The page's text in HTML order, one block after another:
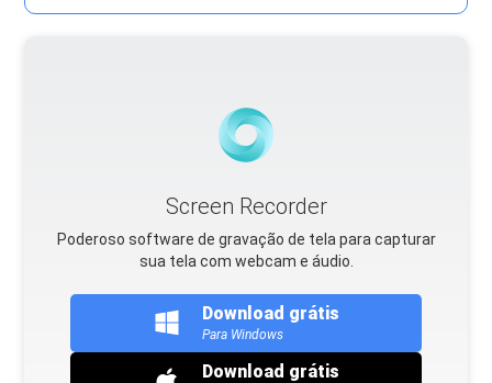
Screen Recorder
Poderoso software de gravação de tela para capturar
sua tela com webcam e áudio.
Download grátis
Para Windows
Download grátis